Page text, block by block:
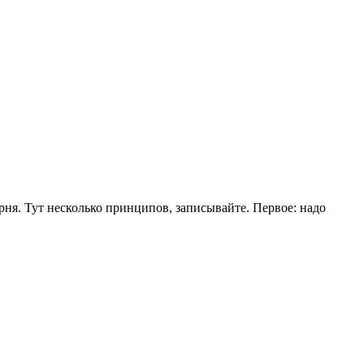
Тут несколько принципов, записывайте. Первое: надо